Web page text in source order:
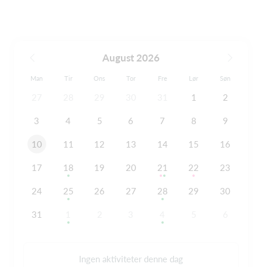
August 2026
Man Tir Ons Tor Fre Lør Søn
1 2
3 4 5 6 7 8 9
10 11 12 13 14 15 16
17 18 19 20 21 22 23
24 25 26 27 28 29 30
31
Ingen aktiviteter denne dag